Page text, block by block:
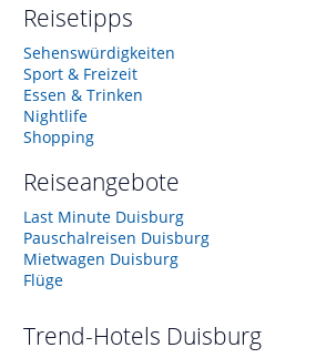
Reisetipps
Sehenswürdigkeiten
Sport & Freizeit
Essen & Trinken
Nightlife
Shopping
Reiseangebote
Last Minute Duisburg
Pauschalreisen Duisburg
Mietwagen Duisburg
Flüge
Trend-Hotels Duisburg